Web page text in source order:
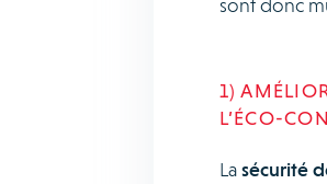
sont donc
1)
L’ÉCO-
Lasécurité